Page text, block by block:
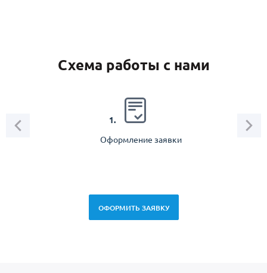
Схема работы с нами
1.
Оформление заявки
ОФОРМИТЬ ЗАЯВКУ